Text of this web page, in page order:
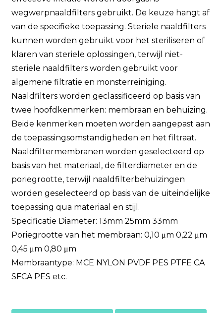
wegwerpnaaldfilters gebruikt. De keuze hangt af
van de specifieke toepassing. Steriele naaldfilters
kunnen worden gebruikt voor het steriliseren of
klaren van steriele oplossingen, terwijl niet-
steriele naaldfilters worden gebruikt voor
algemene filtratie en monsterreiniging.
Naaldfilters worden geclassificeerd op basis van
twee hoofdkenmerken: membraan en behuizing.
Beide kenmerken moeten worden aangepast aan
de toepassingsomstandigheden en het filtraat.
Naaldfiltermembranen worden geselecteerd op
basis van het materiaal, de filterdiameter en de
poriegrootte, terwijl naaldfilterbehuizingen
worden geselecteerd op basis van de uiteindelijke
toepassing qua materiaal en stijl.
Specificatie Diameter: 13mm 25mm 33mm
Poriegrootte van het membraan: 0,10 μm 0,22 μm
0,45 μm 0,80 μm
Membraantype: MCE NYLON PVDF PES PTFE CA
SFCA PES etc.